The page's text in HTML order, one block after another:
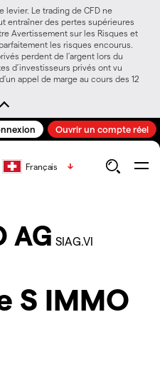
levier. Le trading de CFD ne
entraîner des pertes supérieures
Avertissement sur les Risques et
les risques encourus.
perdent de l’argent lors du
d’investisseurs privés ont vu
appel de marge au cours des 12
Ouvrir un compte réel
Français
AG SIAG.VI
S IMMO